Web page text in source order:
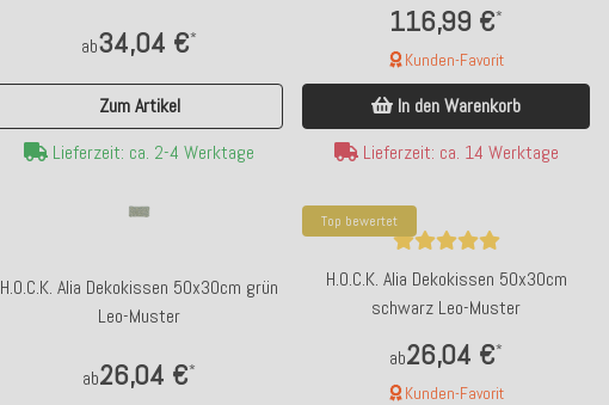
ab34,04 €*
Zum Artikel
Lieferzeit: ca. 2-4 Werktage
116,99 €*
Kunden-Favorit
In den Warenkorb
Lieferzeit: ca. 14 Werktage
H.O.C.K. Alia Dekokissen 50x30cm grün
Leo-Muster
ab26,04 €*
Top bewertet
H.O.C.K. Alia Dekokissen 50x30cm
schwarz Leo-Muster
ab26,04 €*
Kunden-Favorit